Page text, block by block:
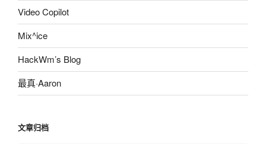
Video Copilot
Mix^ice
HackWm’s Blog
最真·Aaron
文章归档